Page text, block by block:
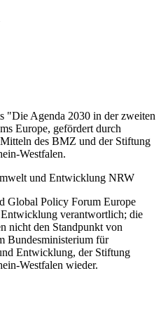
"Die Agenda 2030 in der zweiten
Europe, gefördert durch
des BMZ und der Stiftung
Westfalen.
Global Policy Forum Europe
verantwortlich; die
nicht den Standpunkt von
Bundesministerium für
Entwicklung, der Stiftung
Westfalen wieder.